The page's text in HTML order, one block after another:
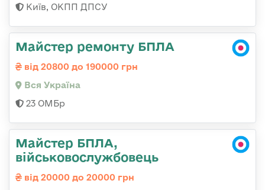
Київ, ОКПП ДПСУ
Майстер ремонту БПЛА
від 20800 до 190000 грн
Вся Україна
23 ОМБр
Майстер БПЛА,
військовослужбовець
від 20000 до 20000 грн